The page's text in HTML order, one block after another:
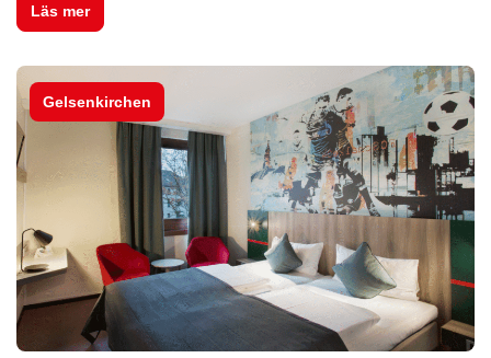
Läs mer
Gelsenkirchen